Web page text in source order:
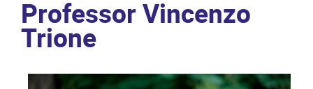
Professor Vincenzo
Trione